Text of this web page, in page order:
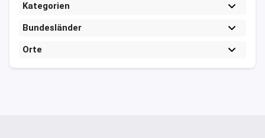
Kategorien
Bundesländer
Orte